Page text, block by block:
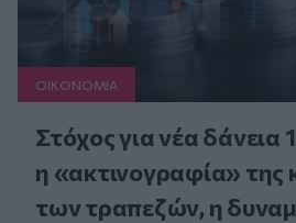
ΟΙΚΟΝΟΜΙΑ
Στόχος για νέα δάνεια
η «ακτινογραφία» της
των τραπεζών, η